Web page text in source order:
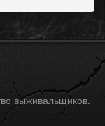
выживальщиков.